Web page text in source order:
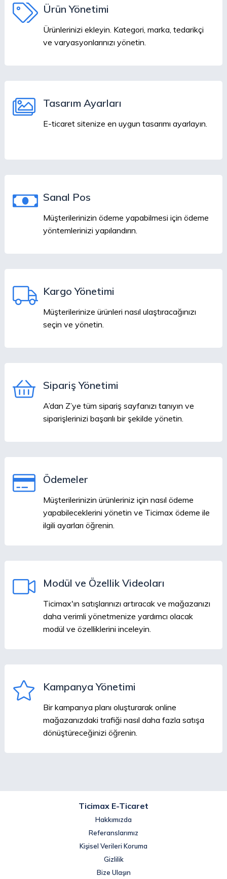
Ürün Yönetimi
Ürünlerinizi ekleyin. Kategori, marka, tedarikçi
ve varyasyonlarınızı yönetin.
Tasarım Ayarları
E-ticaret sitenize en uygun tasarımı ayarlayın.
Sanal Pos
Müşterilerinizin ödeme yapabilmesi için ödeme
yöntemlerinizi yapılandırın.
Kargo Yönetimi
Müşterilerinize ürünleri nasıl ulaştıracağınızı
seçin ve yönetin.
Sipariş Yönetimi
A’dan Z’ye tüm sipariş sayfanızı tanıyın ve
siparişlerinizi başarılı bir şekilde yönetin.
Ödemeler
Müşterilerinizin ürünleriniz için nasıl ödeme
yapabileceklerini yönetin ve Ticimax ödeme ile
ilgili ayarları öğrenin.
Modül ve Özellik Videoları
Ticimax'ın satışlarınızı artıracak ve mağazanızı
daha verimli yönetmenize yardımcı olacak
modül ve özelliklerini inceleyin.
Kampanya Yönetimi
Bir kampanya planı oluşturarak online
mağazanızdaki trafiği nasıl daha fazla satışa
dönüştüreceğinizi öğrenin.
Ticimax E-Ticaret
Hakkımızda
Referanslarımız
Kişisel Verileri Koruma
Gizlilik
Bize Ulaşın